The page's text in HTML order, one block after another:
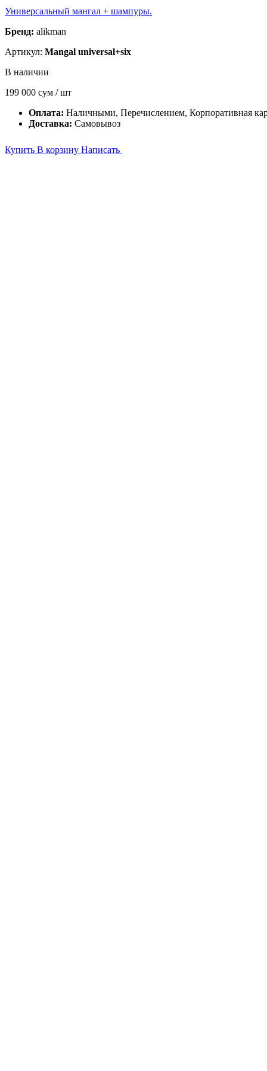
Универсальный мангал + шампуры.
Бренд: alikman
Артикул: Mangal universal+six
В наличии
199 000 сум / шт
Оплата: Наличными, Перечислением, Корпоративная
Доставка: Самовывоз
Купить В корзину Написать